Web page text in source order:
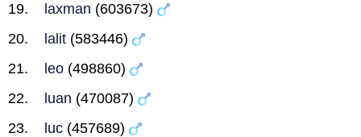
laxman (603673)
lalit (583446)
leo (498860)
luan (470087)
luc (457689)